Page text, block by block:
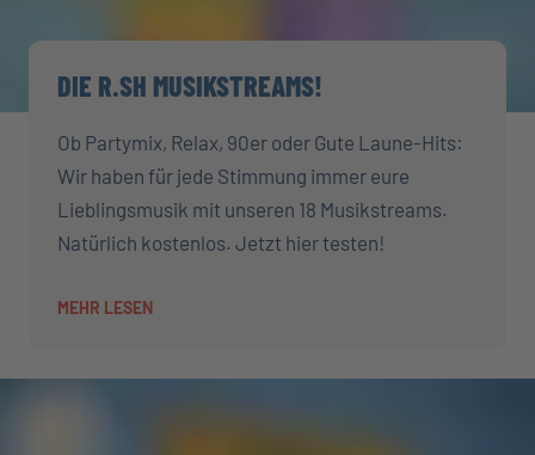
DIE R.SH MUSIKSTREAMS!
Ob Partymix, Relax, 90er oder Gute Laune-Hits:
Wir haben für jede Stimmung immer eure
Lieblingsmusik mit unseren 18 Musikstreams.
Natürlich kostenlos. Jetzt hier testen!
MEHR LESEN